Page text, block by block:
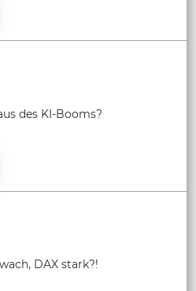
des KI-Booms?
DAX stark?!